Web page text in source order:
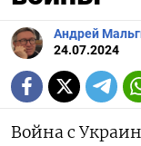
Андрей
24.07.2024
Война с